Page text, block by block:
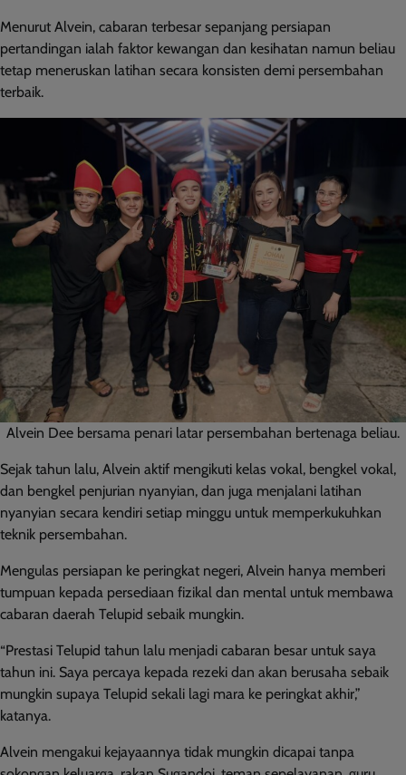
Menurut Alvein, cabaran terbesar sepanjang persiapan
pertandingan ialah faktor kewangan dan kesihatan namun beliau
tetap meneruskan latihan secara konsisten demi persembahan
terbaik.
Alvein Dee bersama penari latar persembahan bertenaga beliau.
Sejak tahun lalu, Alvein aktif mengikuti kelas vokal, bengkel vokal,
dan bengkel penjurian nyanyian, dan juga menjalani latihan
nyanyian secara kendiri setiap minggu untuk memperkukuhkan
teknik persembahan.
Mengulas persiapan ke peringkat negeri, Alvein hanya memberi
tumpuan kepada persediaan fizikal dan mental untuk membawa
cabaran daerah Telupid sebaik mungkin.
“Prestasi Telupid tahun lalu menjadi cabaran besar untuk saya
tahun ini. Saya percaya kepada rezeki dan akan berusaha sebaik
mungkin supaya Telupid sekali lagi mara ke peringkat akhir,”
katanya.
Alvein mengakui kejayaannya tidak mungkin dicapai tanpa